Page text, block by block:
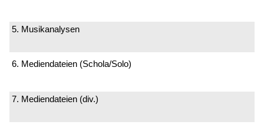
5. Musikanalysen
6. Mediendateien (Schola/Solo)
7. Mediendateien (div.)